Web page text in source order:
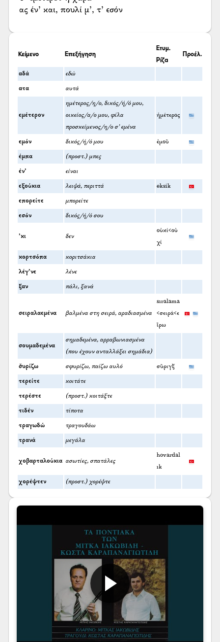
ας έν’ και, πουλί μ’, τ’ εσόν
Κείμενο Επεξήγηση
Ετυμ.
Ρίζα
Προέλ.
αδά εδώ
ατα αυτά
εμέτερον
ημέτερος/η/ο, δικός/ή/ό μου,
οικείος/α/ο μου, φίλα
προσκείμενος/η/ο σ' εμένα
ἡμέτερος
εμόν δικός/ή/ό μου ἐμοῦ
έμπα (προστ.) μπες
έν’ είναι
εξούκια λειψά, περιττά eksik
επορείτε μπορείτε
εσόν δικός/ή/ό σου
’κι δεν
οὐκί<οὐ
χί
κορτσόπα κοριτσάκια
λέγ’νε λένε
ξαν πάλι, ξανά
σειραλαεμένα βαλμένα στη σειρά, αραδιασμένα
sıralama
<σειρά<ε
ἴρω
σουμαδεμένα
σημαδεμένα, αρραβωνιασμένα
(που έχουν ανταλλάξει σημάδια)
σ̌υρίζω σφυρίζω, παίζω αυλό σῦριγξ
τερείτε κοιτάτε
τερέστε (προστ.) κοιτάξτε
τιδέν τίποτα
τραγωδώ τραγουδάω
τρανά μεγάλα
χοβαρταλούκια ασωτίες, σπατάλες
hovardal
ık
χορέψτεν (προστ.) χορέψτε